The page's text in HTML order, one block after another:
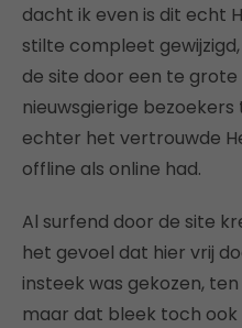
dacht ik even is dit echt
stilte compleet
de site door een te
nieuwsgierige
echter het vertrouwde
offline als online had.
Al surfend door de site
het gevoel dat hier vrij
insteek was gekozen,
maar dat bleek toch